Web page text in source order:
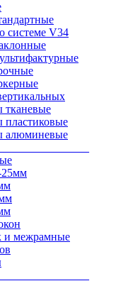
системе V34
тканевые
пластиковые
алюминевые
25мм
и межрамные